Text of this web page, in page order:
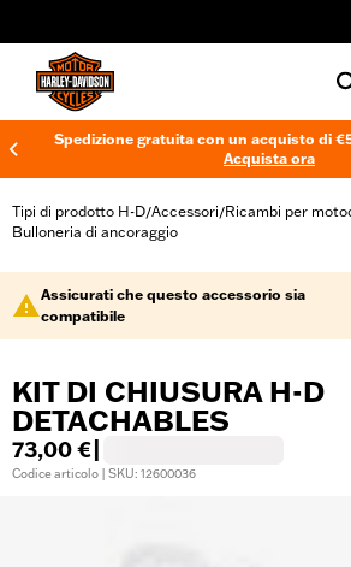
Spedizione gratuita con un acquisto di
Acquista ora
Tipi di prodotto H-D/Accessori/Ricambi per
Bulloneria di ancoraggio
Assicurati che questo accessorio sia
compatibile
KIT DI CHIUSURA H-D
DETACHABLES
73,00 €
Codice articolo | SKU: 12600036